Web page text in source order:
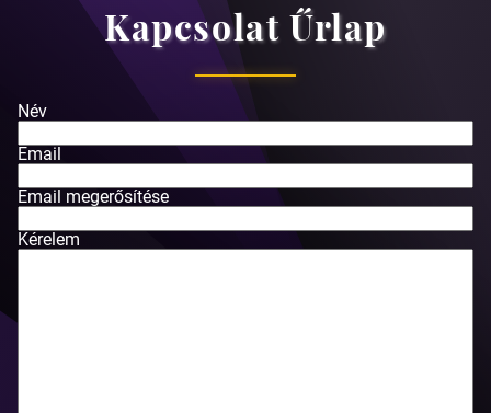
Kapcsolat Űrlap
Név
Email
Email megerősítése
Kérelem